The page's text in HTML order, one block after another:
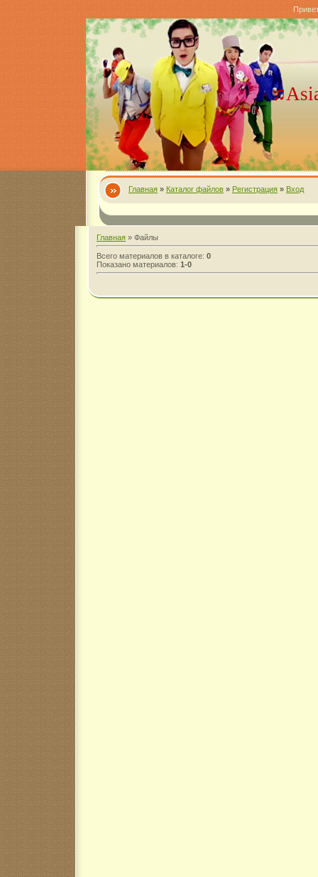
Главная » Каталог файлов » Регистрация » Вход
Главная » Файлы
Всего материалов в каталоге: 0
Показано материалов: 1-0